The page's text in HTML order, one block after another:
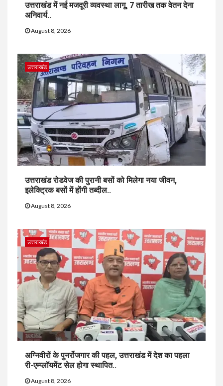
उत्तराखंड में नई मजदूरी व्यवस्था लागू, 7 तारीख तक वेतन देना
अनिवार्य..
August 8, 2026
उत्तराखंड
उत्तराखंड रोडवेज की पुरानी बसों को मिलेगा नया जीवन,
इलेक्ट्रिक बसों में होंगी तब्दील..
August 8, 2026
उत्तराखंड
अग्निवीरों के पुनर्रोजगार की पहल, उत्तराखंड में देश का पहला
री-एम्प्लॉयमेंट सेल होगा स्थापित..
August 8, 2026